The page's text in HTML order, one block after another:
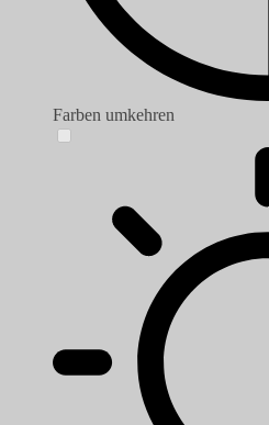
Farben umkehren